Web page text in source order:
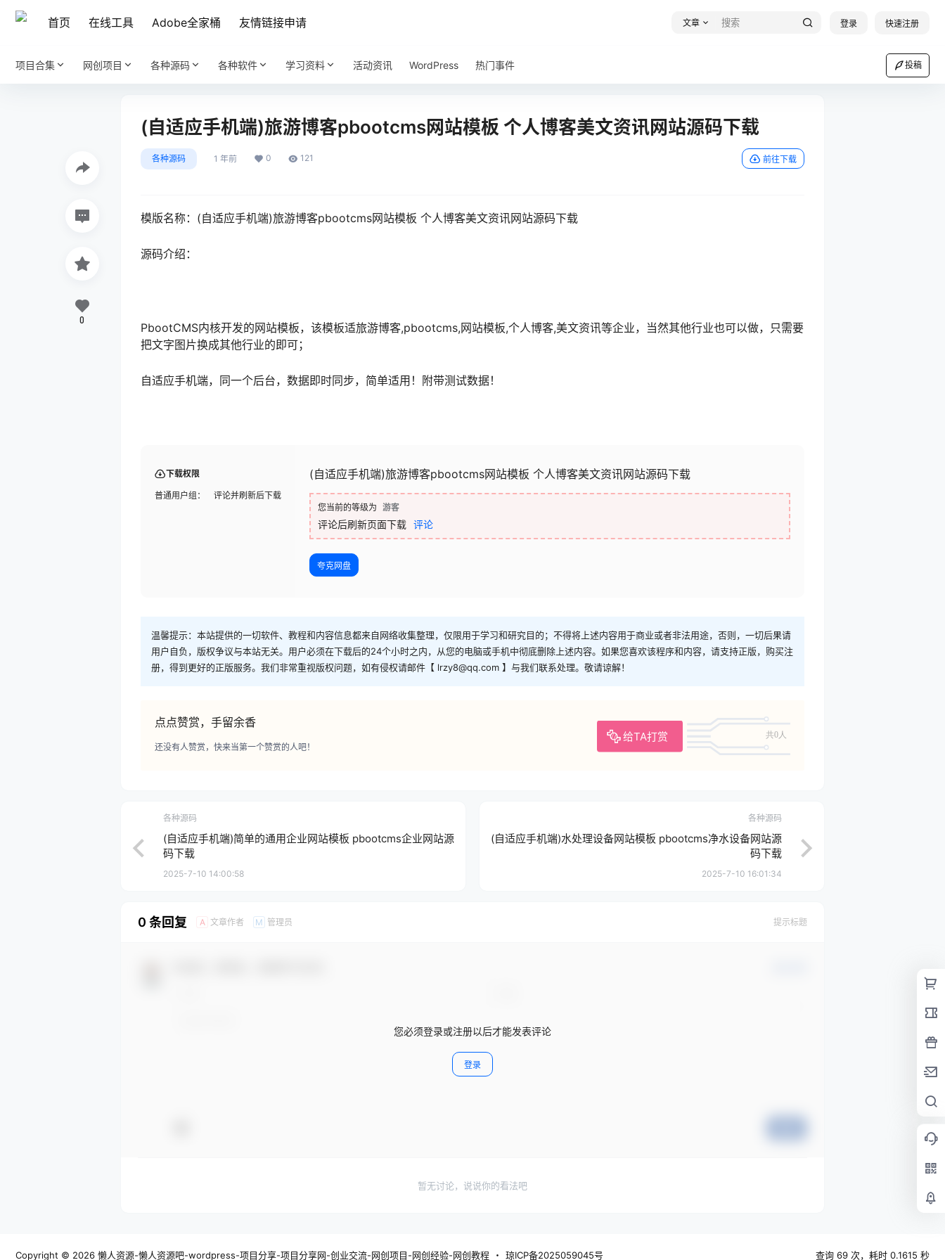
首页 在线工具 Adobe全家桶 友情链接申请 文章 登录 快速注册
项目合集 网创项目 各种源码 各种软件 学习资料 活动资讯 WordPress 热门事件 投稿
(自适应手机端)旅游博客pbootcms网站模板 个人博客美文资讯网站源码下载
各种源码 1 年前 0 121 前往下载
模版名称：(自适应手机端)旅游博客pbootcms网站模板 个人博客美文资讯网站源码下载
源码介绍：
PbootCMS内核开发的网站模板，该模板适旅游博客,pbootcms,网站模板,个人博客,美文资讯等企业，当然其他行业也可以做，只需要
把文字图片换成其他行业的即可；
自适应手机端，同一个后台，数据即时同步，简单适用！附带测试数据！
下载权限
普通用户组： 评论并刷新后下载
(自适应手机端)旅游博客pbootcms网站模板 个人博客美文资讯网站源码下载
您当前的等级为 游客
评论后刷新页面下载 评论
夸克网盘
温馨提示：本站提供的一切软件、教程和内容信息都来自网络收集整理，仅限用于学习和研究目的；不得将上述内容用于商业或者非法用途，否则，一切后果请
用户自负，版权争议与本站无关。用户必须在下载后的24个小时之内，从您的电脑或手机中彻底删除上述内容。如果您喜欢该程序和内容，请支持正版，购买注
册，得到更好的正版服务。我们非常重视版权问题，如有侵权请邮件【 lrzy8@qq.com 】与我们联系处理。敬请谅解！
点点赞赏，手留余香
给TA打赏 共0人
还没有人赞赏，快来当第一个赞赏的人吧！
0
各种源码
(自适应手机端)简单的通用企业网站模板 pbootcms企业网站源
码下载
2025-7-10 14:00:58
各种源码
(自适应手机端)水处理设备网站模板 pbootcms净水设备网站源
码下载
2025-7-10 16:01:34
0 条回复 A 文章作者 M 管理员 提示标题
您必须登录或注册以后才能发表评论
登录
暂无讨论，说说你的看法吧
Copyright © 2026 懒人资源-懒人资源吧-wordpress-项目分享-项目分享网-创业交流-网创项目-网创经验-网创教程 ・ 琼ICP备2025059045号 查询 69 次，耗时 0.1615 秒